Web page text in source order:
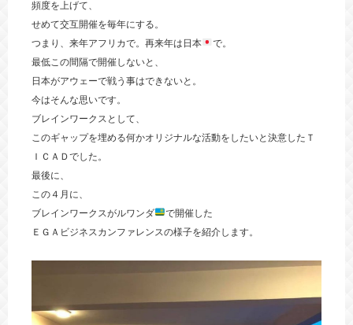
頻度を上げて、
せめて交互開催を毎年にする。
つまり、来年アフリカで。再来年は日本
で。
最低この間隔で開催しないと、
日本がアウェーで戦う事はできないと。
今はそんな思いです。
ブレインワークスとして、
このギャップを埋める何かオリジナルな活動をしたいと決意したＴ
ＩＣＡＤでした。
最後に、
この４月に、
ブレインワークスがルワンダ
で開催した
ＥＧＡビジネスカンファレンスの様子を紹介します。